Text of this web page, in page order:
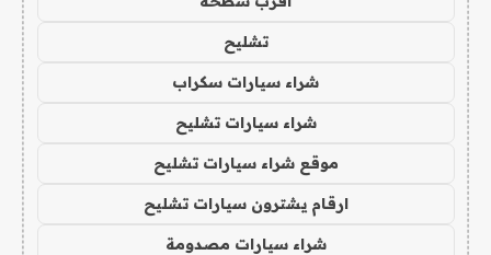
تشليح
شراء سيارات سكراب
شراء سيارات تشليح
موقع شراء سيارات تشليح
ارقام يشترون سيارات تشليح
شراء سيارات مصدومة